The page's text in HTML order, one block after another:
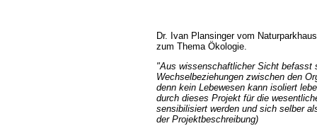
Dr. Ivan Plansinger vom
zum Thema Ökologie.
"Aus wissenschaftlicher Sicht befasst
Wechselbeziehungen zwischen den
denn kein Lebewesen kann isoliert
durch dieses Projekt für die
sensibilisiert werden und sich selber
der Projektbeschreibung)